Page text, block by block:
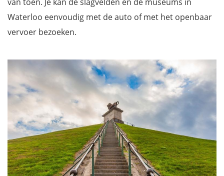
Waterloo eenvoudig met de auto of met het openbaar
vervoer bezoeken.